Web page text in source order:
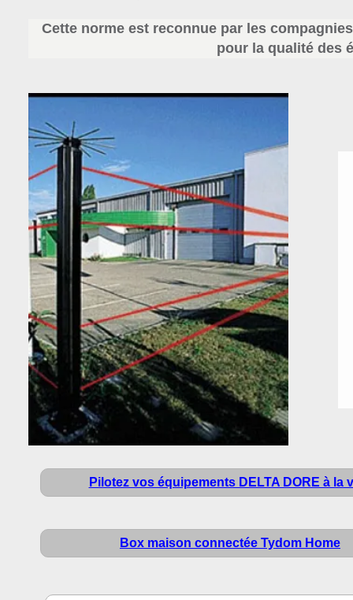
Cette norme est reconnue par les
pour la qualité des
Pilotez vos équipements DELTA DORE à la
Box maison connectée Tydom Home